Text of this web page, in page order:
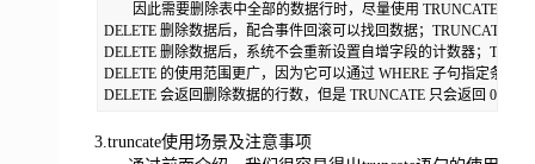
因此需要删除表中全部的数据行时，尽量使用 TRUNCATE 语句
DELETE 删除数据后，配合事件回滚可以找回数据；TRUNCATE
DELETE 删除数据后，系统不会重新设置自增字段的计数器；
DELETE 的使用范围更广，因为它可以通过 WHERE 子句指定条件
DELETE 会返回删除数据的行数，但是 TRUNCATE 只会返回 0，没
3.truncate使用场景及注意事项